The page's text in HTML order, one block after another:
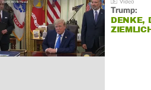
Trump:
DENKE,